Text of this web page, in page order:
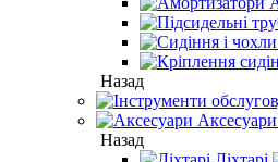
Назад
Аксесуари
Назад